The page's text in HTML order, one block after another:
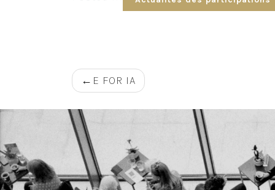
Navigation
de
l’article
E FOR IA